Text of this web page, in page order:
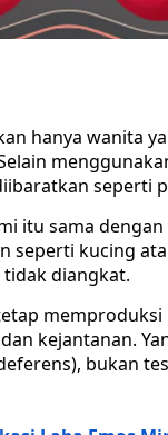
hanya wanita
seperti
itu sama
seperti kucing
diangkat.
kejantanan.
bukan